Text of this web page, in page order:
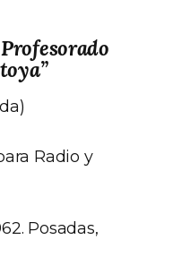
Radio y
Posadas,